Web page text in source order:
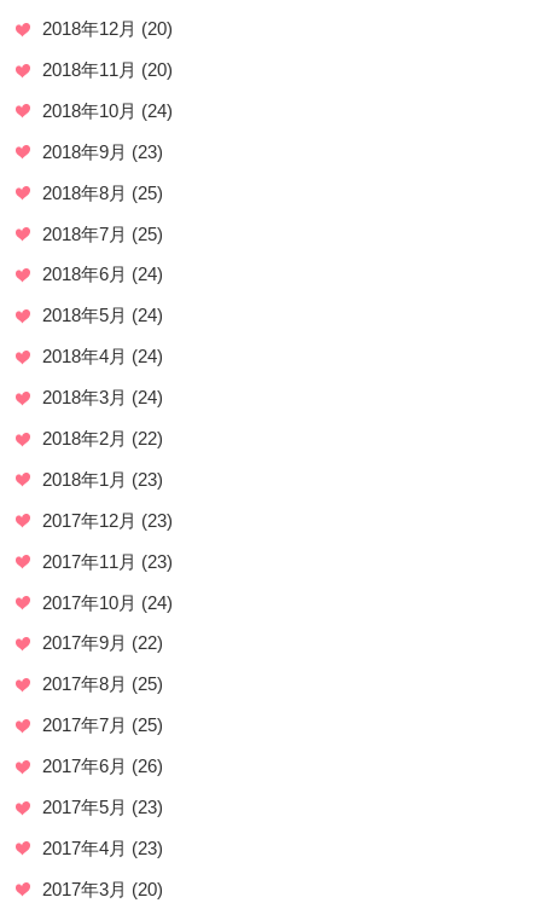
2018年12月 (20)
2018年11月 (20)
2018年10月 (24)
2018年9月 (23)
2018年8月 (25)
2018年7月 (25)
2018年6月 (24)
2018年5月 (24)
2018年4月 (24)
2018年3月 (24)
2018年2月 (22)
2018年1月 (23)
2017年12月 (23)
2017年11月 (23)
2017年10月 (24)
2017年9月 (22)
2017年8月 (25)
2017年7月 (25)
2017年6月 (26)
2017年5月 (23)
2017年4月 (23)
2017年3月 (20)